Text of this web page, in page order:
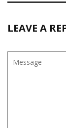
LEAVE A